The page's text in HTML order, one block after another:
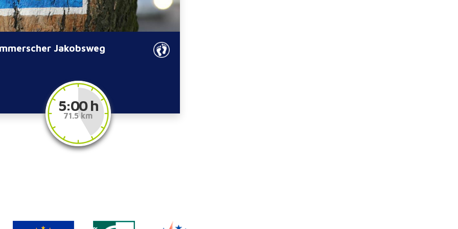
Jakobsweg
5:00 h
71.5 km